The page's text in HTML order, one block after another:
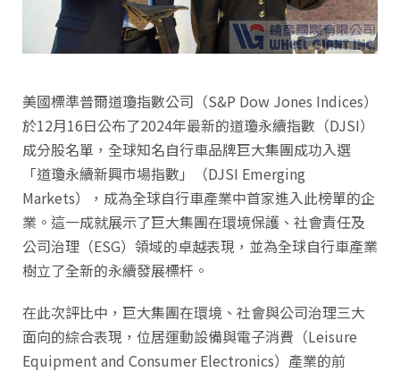
美國標準普爾道瓊指數公司（S&P Dow Jones Indices）
於12月16日公布了2024年最新的道瓊永續指數（DJSI）
成分股名單，全球知名自行車品牌巨大集團成功入選
「道瓊永續新興市場指數」（DJSI Emerging
Markets），成為全球自行車產業中首家進入此榜單的企
業。這一成就展示了巨大集團在環境保護、社會責任及
公司治理（ESG）領域的卓越表現，並為全球自行車產業
樹立了全新的永續發展標杆。
在此次評比中，巨大集團在環境、社會與公司治理三大
面向的綜合表現，位居運動設備與電子消費（Leisure
Equipment and Consumer Electronics）產業的前